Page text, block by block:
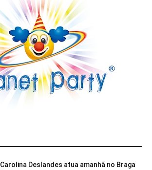
Carolina Deslandes atua amanhã no Braga